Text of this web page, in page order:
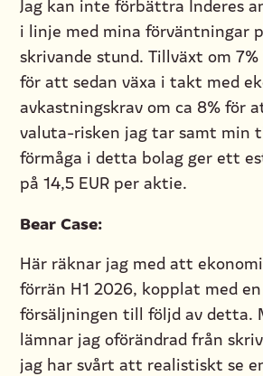
Jag kan inte förbättra Inderes
i linje med mina förväntningar
skrivande stund. Tillväxt om
för att sedan växa i takt med
avkastningskrav om ca 8% för
valuta-risken jag tar samt min
förmåga i detta bolag ger ett
på 14,5 EUR per aktie.
Bear Case:
Här räknar jag med att
förrän H1 2026, kopplat med
försäljningen till följd av detta.
lämnar jag oförändrad från
jag har svårt att realistiskt se